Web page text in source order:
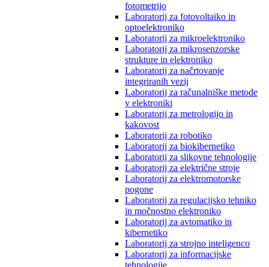
fotometrijo
Laboratorij za fotovoltaiko in
optoelektroniko
Laboratorij za mikroelektroniko
Laboratorij za mikrosenzorske
strukture in elektroniko
Laboratorij za načrtovanje
integriranih vezij
Laboratorij za računalniške metode
v elektroniki
Laboratorij za metrologijo in
kakovost
Laboratorij za robotiko
Laboratorij za biokibernetiko
Laboratorij za slikovne tehnologije
Laboratorij za električne stroje
Laboratorij za elektromotorske
pogone
Laboratorij za regulacijsko tehniko
in močnostno elektroniko
Laboratorij za avtomatiko in
kibernetiko
Laboratorij za strojno inteligenco
Laboratorij za informacijske
tehnologije